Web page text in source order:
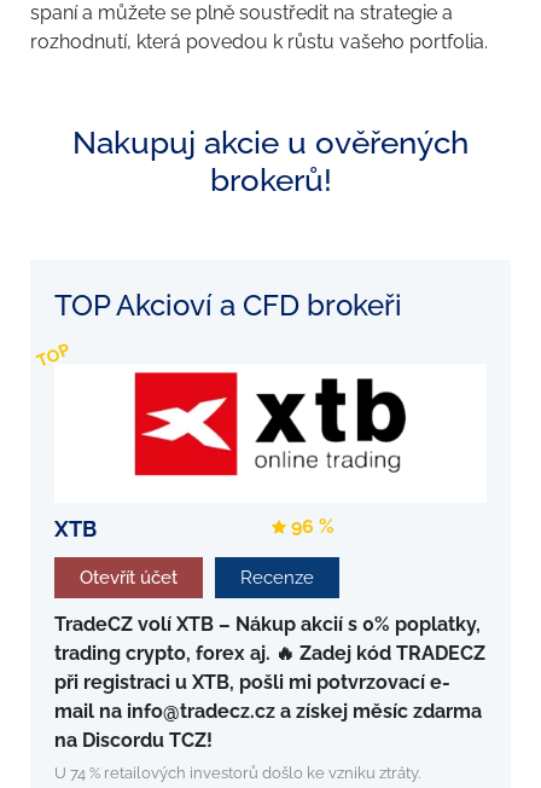
spaní a můžete se plně soustředit na strategie a
rozhodnutí, která povedou k růstu vašeho portfolia.
Nakupuj akcie u ověřených
brokerů!
TOP Akcioví a CFD brokeři
TOP
XTB 96 %
Otevřít účet Recenze
TradeCZ volí XTB – Nákup akcií s 0% poplatky,
trading crypto, forex aj. 🔥 Zadej kód TRADECZ
při registraci u XTB, pošli mi potvrzovací e-
mail na info@tradecz.cz a získej měsíc zdarma
na Discordu TCZ!
U 74 % retailových investorů došlo ke vzniku ztráty.